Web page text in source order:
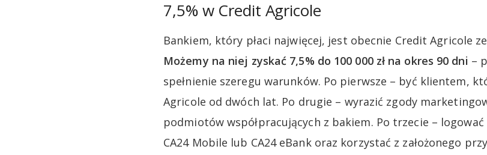
7,5% w Credit Agricole
Bankiem, który płaci najwięcej, jest obecnie Credit Agricole
Możemy na niej zyskać 7,5% do 100 000 zł na okres 90 dni –
spełnienie szeregu warunków. Po pierwsze – być klientem,
Agricole od dwóch lat. Po drugie – wyrazić zgody
podmiotów współpracujących z bakiem. Po trzecie –
CA24 Mobile lub CA24 eBank oraz korzystać z założonego